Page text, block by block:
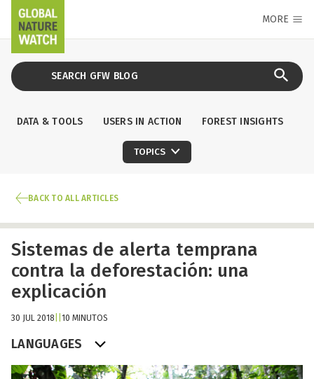
MORE
DATA & TOOLS USERS IN ACTION FOREST INSIGHTS
TOPICS
BACK TO ALL ARTICLES
Sistemas de alerta temprana
contra la deforestación: una
explicación
30 JUL 2018 10 MINUTOS
LANGUAGES